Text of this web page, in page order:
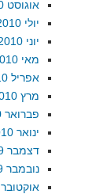
אוגוסט 2010
יולי 2010
יוני 2010
מאי 2010
אפריל 2010
מרץ 2010
פברואר 2010
ינואר 2010
דצמבר 2009
נובמבר 2009
אוקטובר 2009